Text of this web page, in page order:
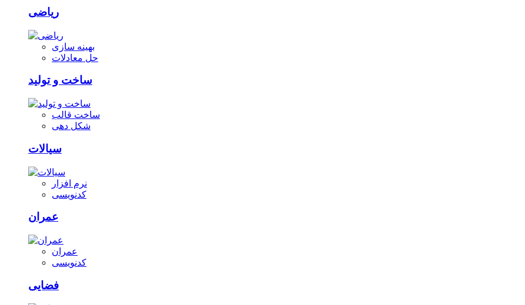
ریاضی
بهینه سازی
حل معادلات
ساخت و تولید
ساخت قالب
شکل دهی
سیالات
نرم افزار
کدنویسی
عمران
عمران
کدنویسی
فضایی